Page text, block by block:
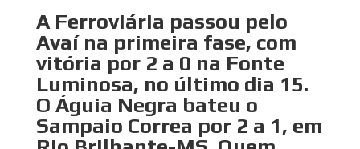
A Ferroviária passou pelo
Avaí na primeira fase, com
vitória por 2 a 0 na Fonte
Luminosa, no último dia 15.
O Águia Negra bateu o
Sampaio Correa por 2 a 1, em